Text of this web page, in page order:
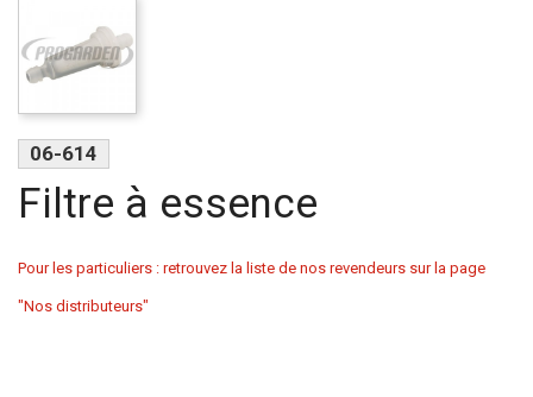
06-614
Filtre à essence
Pour les particuliers : retrouvez la liste de nos revendeurs sur la page
"Nos distributeurs"